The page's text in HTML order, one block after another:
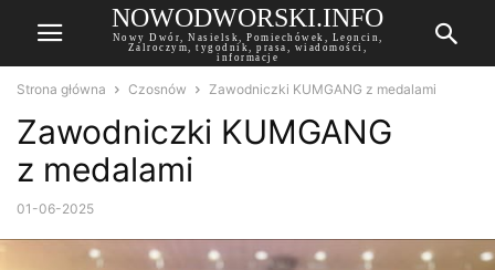
NOWODWORSKI.INFO
Nowy Dwór, Nasielsk, Pomiechówek, Leoncin,
Zalroczym, tygodnik, prasa, wiadomości,
informacje
Strona główna Czosnów Zawodniczki KUMGANG z medalami
Zawodniczki KUMGANG
z medalami
01-06-2025